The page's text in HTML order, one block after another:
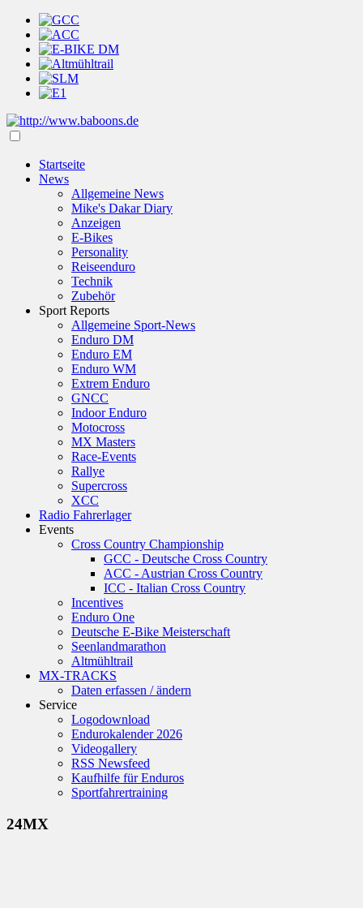
Startseite
News
Allgemeine News
Mike's Dakar Diary
Anzeigen
E-Bikes
Personality
Reiseenduro
Technik
Zubehör
Sport Reports
Allgemeine Sport-News
Enduro DM
Enduro EM
Enduro WM
Extrem Enduro
GNCC
Indoor Enduro
Motocross
MX Masters
Race-Events
Rallye
Supercross
XCC
Radio Fahrerlager
Events
Cross Country Championship
GCC - Deutsche Cross Country
ACC - Austrian Cross Country
ICC - Italian Cross Country
Incentives
Enduro One
Deutsche E-Bike Meisterschaft
Seenlandmarathon
Altmühltrail
MX-TRACKS
Daten erfassen / ändern
Service
Logodownload
Endurokalender 2026
Videogallery
RSS Newsfeed
Kaufhilfe für Enduros
Sportfahrertraining
24MX